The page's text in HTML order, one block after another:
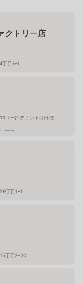
クトリー店
丁目8-1
（一部テナントは日曜
丁目4-1
丁目1-1
丁目2-20